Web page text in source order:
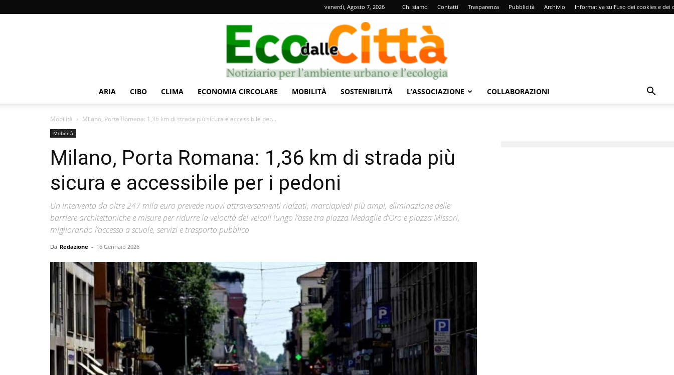
venerdì, Agosto 7, 2026 Chi siamo Contatti Trasparenza Pubblicità Archivio Informativa sull’uso dei cookies e dei
dalle
ARIA CIBO CLIMA ECONOMIA CIRCOLARE MOBILITÀ SOSTENIBILITÀ L’ASSOCIAZIONE COLLABORAZIONI
Mobilità Milano, Porta Romana: 1,36 km di strada più sicura e accessibile per...
Mobilità
Milano, Porta Romana: 1,36 km di strada più
sicura e accessibile per i pedoni
Un intervento da oltre 247 mila euro prevede nuovi attraversamenti rialzati, marciapiedi più ampi, eliminazione delle
barriere architettoniche e misure per ridurre la velocità dei veicoli lungo l’asse tra piazza Medaglie d’Oro e piazza Missori,
migliorando l’accesso a scuole, servizi e trasporto pubblico
Da Redazione - 16 Gennaio 2026